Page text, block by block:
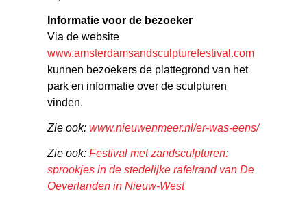
Informatie voor de bezoeker
Via de website
www.amsterdamsandsculpturefestival.com
kunnen bezoekers de plattegrond van het
park en informatie over de sculpturen
vinden.
Zie ook:www.nieuwenmeer.nl/er-was-eens/
Zie ook:Festival met zandsculpturen:
sprookjes in de stedelijke rafelrand van De
Oeverlanden in Nieuw-West